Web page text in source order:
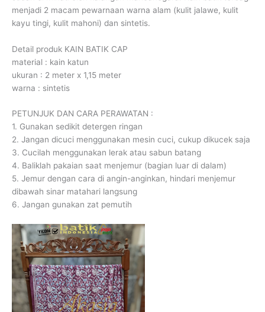
menjadi 2 macam pewarnaan warna alam (kulit jalawe, kulit
kayu tingi, kulit mahoni) dan sintetis.
Detail produk KAIN BATIK CAP
material : kain katun
ukuran : 2 meter x 1,15 meter
warna : sintetis
PETUNJUK DAN CARA PERAWATAN :
1. Gunakan sedikit detergen ringan
2. Jangan dicuci menggunakan mesin cuci, cukup dikucek saja
3. Cucilah menggunakan lerak atau sabun batang
4. Baliklah pakaian saat menjemur (bagian luar di dalam)
5. Jemur dengan cara di angin-anginkan, hindari menjemur
dibawah sinar matahari langsung
6. Jangan gunakan zat pemutih